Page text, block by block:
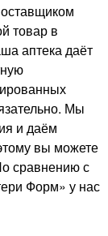
товар в
аптека даёт
Мы
и даём
вы можете
сравнению с
Форм» у нас